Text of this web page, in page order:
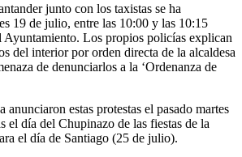
junto con los taxistas se ha
19 de julio, entre las 10:00 y las 10:15
Ayuntamiento. Los propios policías explican
del interior por orden directa de la alcaldesa
de denunciarlos a la ‘Ordenanza de
estas protestas el pasado martes
el día del Chupinazo de las fiestas de la
el día de Santiago (25 de julio).